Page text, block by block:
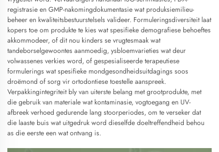
registrasie en GMP-nakomingdokumentasie wat produksiemilieu-
beheer en kwaliteitsbestuurstelsels valideer. Formuleringsdiversiteit laat
kopers toe om produkte te kies wat spesifieke demografiese behoeftes
akkommodeer, of dit nou kinders se vrugtesmaak wat
tandeborselgewoontes aanmoedig, ysbloemvarieties wat deur
volwassenes verkies word, of gespesialiseerde terapeutiese
formulerings wat spesifieke mondgesondheidsuitdagings soos
droëmond of sorg vir ortodontiese toestelle aanspreek.
Verpakkingintegriteit bly van uiterste belang met grootprodukte, met
die gebruik van materiale wat kontaminasie, vogtoegang en UV-
afbreek verhoed gedurende lang stoorperiodes, om te verseker dat
die laaste buis wat uitgedruk word dieselfde doeltreffendheid behou
as die eerste een wat ontvang is.